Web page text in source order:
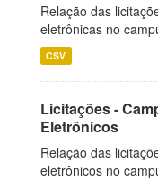
Relação das
eletrônicas no
CSV
Licitações -
Eletrônicos
Relação das
eletrônicos no